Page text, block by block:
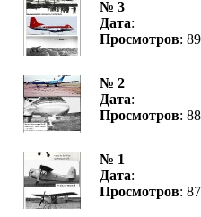
№ 3
Дата:
Просмотров:
№ 2
Дата:
Просмотров:
№ 1
Дата:
Просмотров: